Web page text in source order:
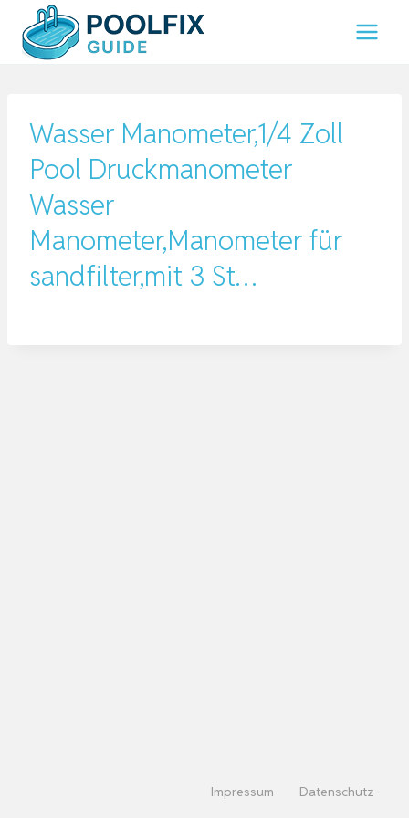
Inhalt
springen
Wasser Manometer,1/4 Zoll
Pool Druckmanometer
Wasser
Manometer,Manometer für
sandfilter,mit 3 St…
Impressum Datenschutz